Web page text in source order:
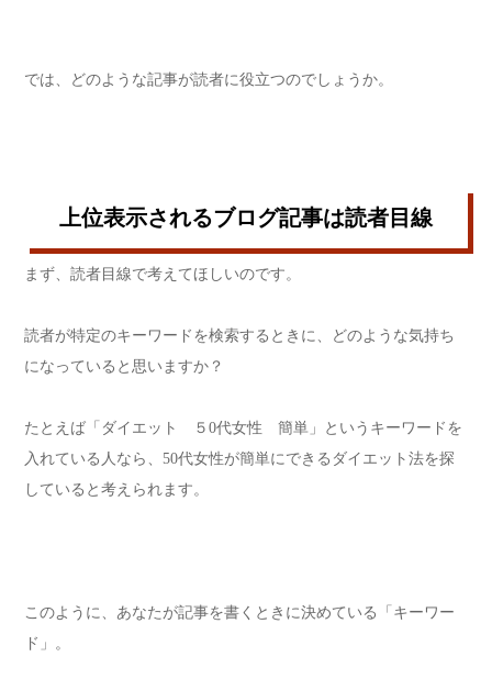
では、どのような記事が読者に役立つのでしょうか。
上位表示されるブログ記事は読者目線
まず、読者目線で考えてほしいのです。
読者が特定のキーワードを検索するときに、どのような気持ち
になっていると思いますか？
たとえば「ダイエット ５0代女性 簡単」というキーワードを
入れている人なら、50代女性が簡単にできるダイエット法を探
していると考えられます。
このように、あなたが記事を書くときに決めている「キーワー
ド」。